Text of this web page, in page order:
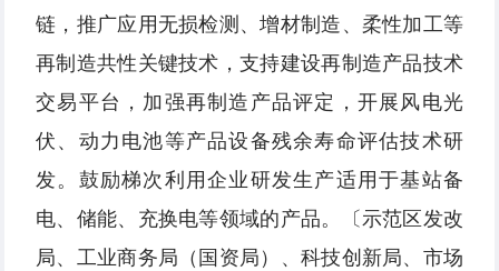
链，推广应用无损检测、增材制造、柔性加工等
再制造共性关键技术，支持建设再制造产品技术
交易平台，加强再制造产品评定，开展风电光
伏、动力电池等产品设备残余寿命评估技术研
发。鼓励梯次利用企业研发生产适用于基站备
电、储能、充换电等领域的产品。〔示范区发改
局、工业商务局（国资局）、科技创新局、市场